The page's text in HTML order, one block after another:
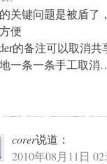
关键问题是被盾了
便
的备注可以取消
一条一条手工取
corer说道：
2010年08月11日